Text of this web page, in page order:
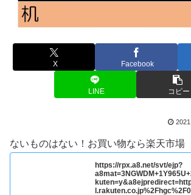
X Facebook
LINE コピー
ないものはない！お買い物なら楽天市場
https://rpx.a8.net/svt/ejp?